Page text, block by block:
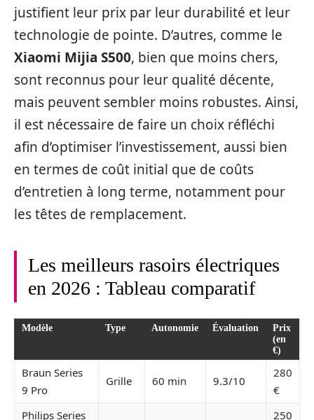
justifient leur prix par leur durabilité et leur
technologie de pointe. D’autres, comme le
Xiaomi Mijia S500, bien que moins chers,
sont reconnus pour leur qualité décente,
mais peuvent sembler moins robustes. Ainsi,
il est nécessaire de faire un choix réfléchi
afin d’optimiser l’investissement, aussi bien
en termes de coût initial que de coûts
d’entretien à long terme, notamment pour
les têtes de remplacement.
Les meilleurs rasoirs électriques
en 2026 : Tableau comparatif
Modèle Type Autonomie Évaluation
Prix
(en
€)
Braun Series
9 Pro
Grille 60 min 9.3/10
280
€
Philips Series
250